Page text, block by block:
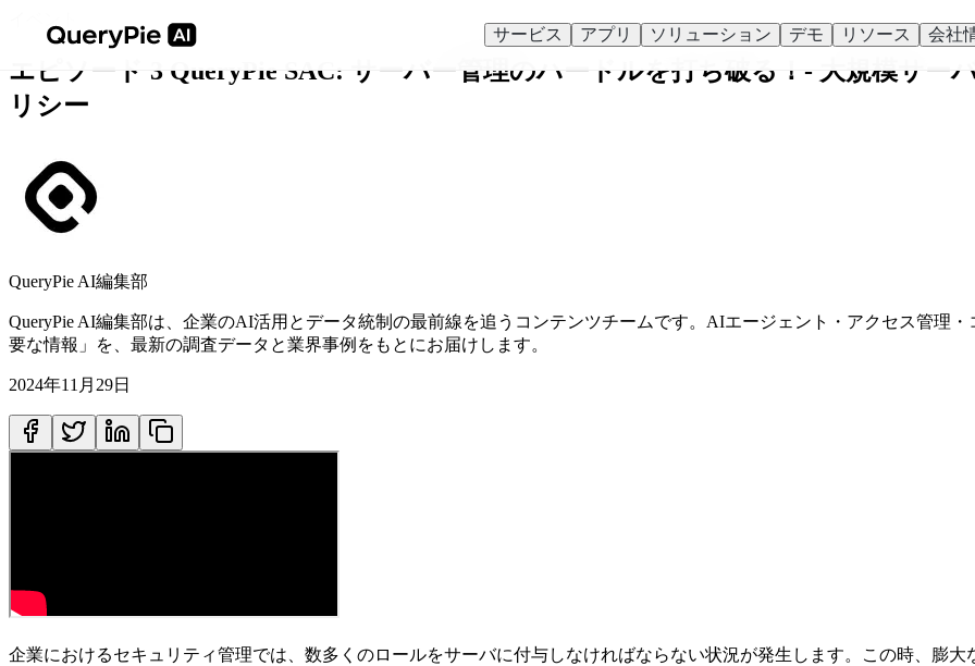
サービス アプリ ソリューション デモ リソース 会社
エピソード 3 QueryPie SAC: サーバー管理のハードルを打ち破る！- 大規模サー
リシー
QueryPie AI編集部
QueryPie AI編集部は、企業のAI活用とデータ統制の最前線を追うコンテンツチームです。AIエージェント・アクセス管理
要な情報」を、最新の調査データと業界事例をもとにお届けします。
2024年11月29日
企業におけるセキュリティ管理では、数多くのロールをサーバに付与しなければならない状況が発生します。この時、膨